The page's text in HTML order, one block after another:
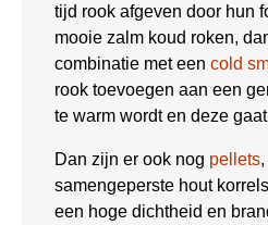
tijd rook afgeven door hun
mooie zalm koud roken,
combinatie met een cold
rook toevoegen aan een
te warm wordt en deze
Dan zijn er ook nog pellets
samengeperste hout
een hoge dichtheid en